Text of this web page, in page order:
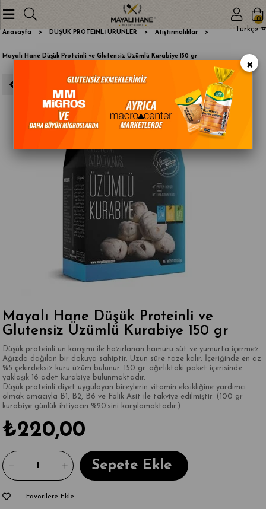
Türkçe
0
Anasayfa DÜŞÜK PROTEİNLİ ÜRÜNLER Atıştırmalıklar
Mayalı Hane Düşük Proteinli ve Glutensiz Üzümlü Kurabiye 150 gr
Mayalı Hane Düşük Proteinli ve
Glutensiz Üzümlü Kurabiye 150 gr
Düşük proteinli un karışımı ile hazırlanan hamuru süt ve yumurta içermez.
Ağızda dağılan bir dokuya sahiptir. Uzun süre taze kalır.
İçeriğinde en az
%5 çekirdeksiz kuru üzüm bulunur. 150 gr. ağırlıktaki paket içerisinde
yaklaşık 16 adet kurabiye bulunmaktadır.
Düşük proteinli diyet uygulayan bireylerin vitamin eksikliğine yardımcı
olmak amacıyla B1, B2, B6 ve Folik Asit ile takviye edilmiştir. (100 gr
kurabiye günlük ihtiyacın %20’sini karşılamaktadır.)
₺220,00
Favorilere Ekle
×